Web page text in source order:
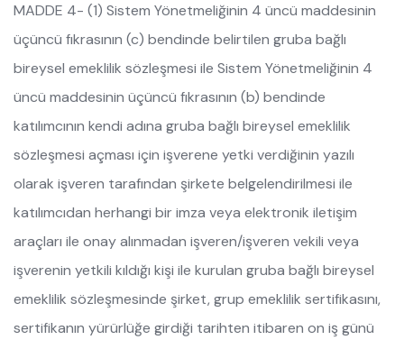
MADDE 4- (1) Sistem Yönetmeliğinin 4 üncü maddesinin
üçüncü fıkrasının (c) bendinde belirtilen gruba bağlı
bireysel emeklilik sözleşmesi ile Sistem Yönetmeliğinin 4
üncü maddesinin üçüncü fıkrasının (b) bendinde
katılımcının kendi adına gruba bağlı bireysel emeklilik
sözleşmesi açması için işverene yetki verdiğinin yazılı
olarak işveren tarafından şirkete belgelendirilmesi ile
katılımcıdan herhangi bir imza veya elektronik iletişim
araçları ile onay alınmadan işveren/işveren vekili veya
işverenin yetkili kıldığı kişi ile kurulan gruba bağlı bireysel
emeklilik sözleşmesinde şirket, grup emeklilik sertifikasını,
sertifikanın yürürlüğe girdiği tarihten itibaren on iş günü